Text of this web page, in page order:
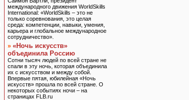
международного движения WorldSkills
International: «WorldSkills – это не
только соревнования, это целая
среда: компетенции, навыки, умения,
карьера и глобальное международное
сотрудничество».
» «Ночь искусств»
объединила Россию
Сотни тысяч людей по всей стране не
спали в эту ночь, которая объединила
их с искусством и между собой.
Впервые пятая, юбилейная «Ночь
искусств» прошла по всей стране. О
некоторых событиях ночи – на
страницах FLB.ru